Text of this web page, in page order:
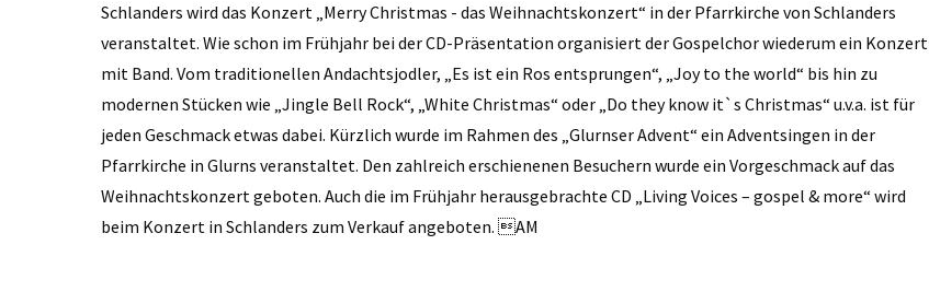
Schlanders wird das Konzert „Merry Christmas - das Weihnachtskonzert“ in der Pfarrkirche von Schlanders
veranstaltet. Wie schon im Frühjahr bei der CD-Präsentation organisiert der Gospelchor wiederum ein Konzert
mit Band. Vom traditionellen Andachtsjodler, „Es ist ein Ros entsprungen“, „Joy to the world“ bis hin zu
modernen Stücken wie „Jingle Bell Rock“, „White Christmas“ oder „Do they know it`s Christmas“ u.v.a. ist für
jeden Geschmack etwas dabei. Kürzlich wurde im Rahmen des „Glurnser Advent“ ein Adventsingen in der
Pfarrkirche in Glurns veranstaltet. Den zahlreich erschienenen Besuchern wurde ein Vorgeschmack auf das
Weihnachtskonzert geboten. Auch die im Frühjahr herausgebrachte CD „Living Voices – gospel & more“ wird
beim Konzert in Schlanders zum Verkauf angeboten. AM